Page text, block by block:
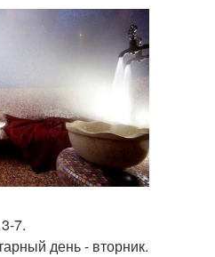
7.
день - вторник.